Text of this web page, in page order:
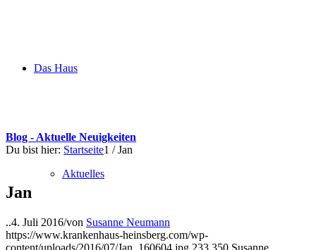
Das Haus
Aktuelles
Blog - Aktuelle Neuigkeiten
Du bist hier: Startseite1 / Jan
Jan
..4. Juli 2016/von Susanne Neumann
https://www.krankenhaus-heinsberg.com/wp-
content/uploads/2016/07/Jan_160604.jpg 233 350 Susanne